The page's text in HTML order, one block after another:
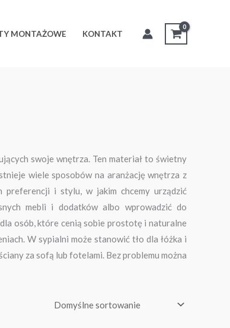
MONTAŻOWE KONTAKT
swoje wnętrza. Ten materiał to świetny
wiele sposobów na aranżację wnętrza z
preferencji i stylu, w jakim chcemy urządzić
mebli i dodatków albo wprowadzić do
osób, które cenią sobie prostotę i naturalne
W sypialni może stanowić tło dla łóżka i
za sofą lub fotelami. Bez problemu można